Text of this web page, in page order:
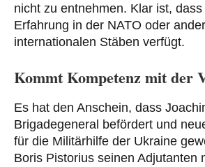
nicht zu entnehmen. Klar ist,
Erfahrung in der NATO oder
internationalen Stäben verfügt.
Kommt Kompetenz mit der
Es hat den Anschein, dass
Brigadegeneral befördert und
für die Militärhilfe der Ukraine
Boris Pistorius seinen Adjutanten